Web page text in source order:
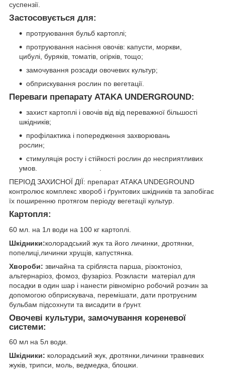
суспензії.
Застосовується для:
протруювання бульб картоплі;
протруювання насіння овочів: капусти, моркви,
цибулі, буряків, томатів, огірків, тощо;
замочування розсади овочевих культур;
обприскування рослин по вегетації.
Переваги препарату ATAKA UNDERGROUND:
захист картоплі і овочів від від переважної більшості
шкідників;
профілактика і попередження захворювань
рослин;
стимуляція росту і стійкості рослин до несприятливих
умов. .
ПЕРІОД ЗАХИСНОЇ ДІЇ: препарат ATAKA UNDEGROUND
контролює комплекс хвороб і ґрунтових шкідників та запобігає
їх поширенню протягом періоду вегетації культур.
Картопля:
60 мл. на 1л води на 100 кг картоплі.
Шкідники:колорадський жук та його личинки, дротянки,
попелиці,личинки хрущів, капустянка.
Хвороби: звичайна та срібляста парша, різоктоніоз,
альтернаріоз, фомоз, фузаріоз. Розкласти матеріал для
посадки в один шар і нанести рівномірно робочий розчин за
допомогою обприскувача, перемішати, дати протруєним
бульбам підсохнути та висадити в ґрунт.
Овочеві культури, замочування кореневої
системи:
60 мл на 5л води.
Шкідники: колорадський жук, дротянки,личинки травневих
жуків, трипси, моль, ведмедка, блошки.